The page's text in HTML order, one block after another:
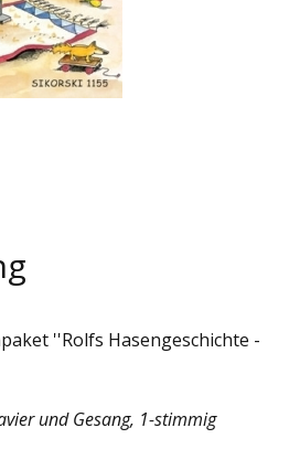
''Rolfs Hasengeschichte -
und Gesang, 1-stimmig